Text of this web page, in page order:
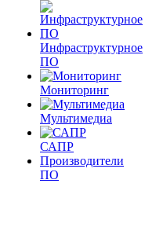
Инфраструктурное
ПО
Мониторинг
Мультимедиа
САПР
Производители
ПО